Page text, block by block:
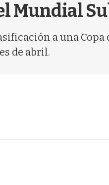
Mundial
a una
de abril.